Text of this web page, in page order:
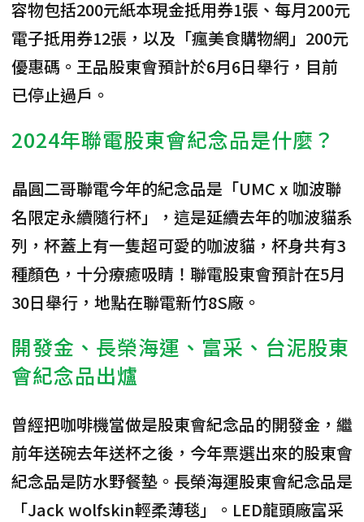
容物包括200元紙本現金抵用券1張、每月200元
電子抵用券12張 ，以及「瘋美食購物網」200元
優惠碼。王品股東會預計於6月6日舉行，目前
已停止過戶。
2024年聯電股東會紀念品是什麼？
晶圓二哥聯電今年的紀念品是「UMC x 咖波聯
名限定永續隨行杯」
，這是延續去年的咖波貓系
列，杯蓋上有一隻超可愛的咖波貓，杯身共有3
種顏色，十分療癒吸睛！聯電股東會預計在5月
30日舉行，地點在聯電新竹8S廠。
開發金、長榮海運、富采、台泥股東
會紀念品出爐
曾經把咖啡機當做是股東會紀念品的開發金，繼
前年送碗去年送杯之後，今年票選出來的股東會
紀念品是防水野餐墊。 長榮海運股東會紀念品是
「Jack wolfskin輕柔薄毯」
。 LED龍頭廠富采